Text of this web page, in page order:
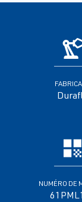
NUMÉRO DE